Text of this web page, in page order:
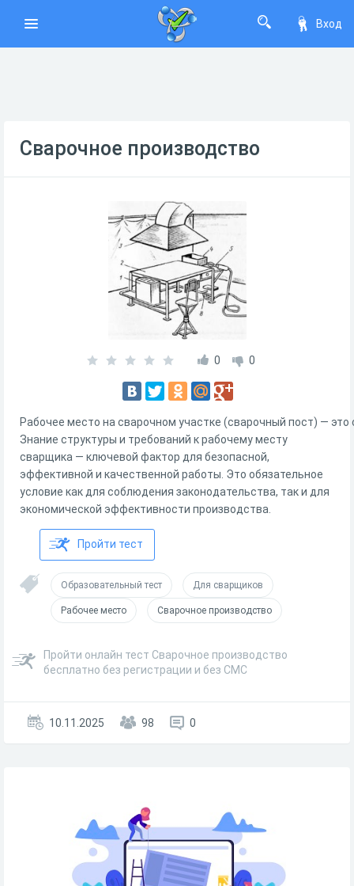
Вход
Сварочное производство
0 0
Рабочее место на сварочном участке (сварочный пост) —
Знание структуры и требований к рабочему месту
сварщика — ключевой фактор для безопасной,
эффективной и качественной работы. Это обязательное
условие как для соблюдения законодательства, так и для
экономической эффективности производства.
Пройти тест
Образовательный тест Для сварщиков
Рабочее место Сварочное производство
Пройти онлайн тест Сварочное производство
бесплатно без регистрации и без СМС
10.11.2025 98 0